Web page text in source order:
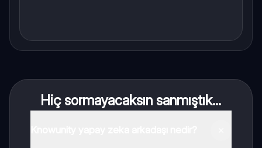
Hiç sormayacaksın sanmıştık...